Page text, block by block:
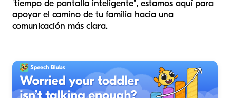
"tiempo de pantalla inteligente", estamos aquí para
apoyar el camino de tu familia hacia una
comunicación más clara.